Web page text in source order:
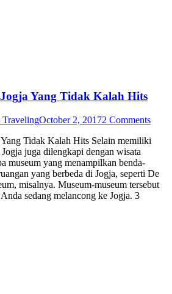
Yang Tidak Kalah Hits
TravelingOctober 2, 20172 Comments
Tidak Kalah Hits Selain memiliki
juga dilengkapi dengan wisata
museum yang menampilkan benda-
yang berbeda di Jogja, seperti De
misalnya. Museum-museum tersebut
sedang melancong ke Jogja. 3